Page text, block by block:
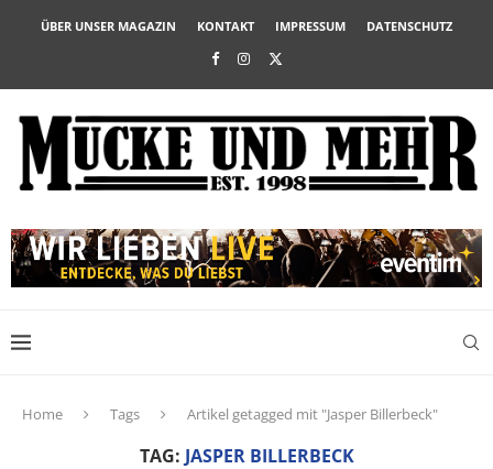
ÜBER UNSER MAGAZIN KONTAKT IMPRESSUM DATENSCHUTZ
Home Tags Artikel getagged mit "Jasper Billerbeck"
TAG: JASPER BILLERBECK